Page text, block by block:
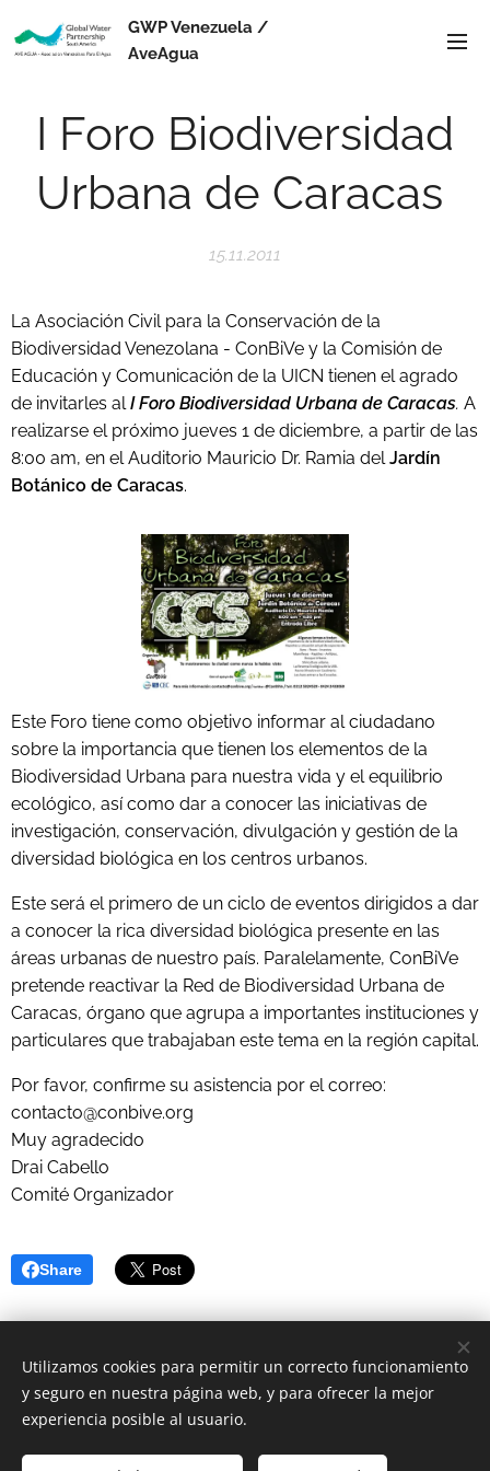
GWP Venezuela /
AveAgua
I Foro Biodiversidad
Urbana de Caracas
15.11.2011
La Asociación Civil para la Conservación de la
Biodiversidad Venezolana - ConBiVe y la Comisión de
Educación y Comunicación de la UICN tienen el agrado
de invitarles alI Foro Biodiversidad Urbana de Caracas. A
realizarse el próximo jueves 1 de diciembre, a partir de las
8:00 am, en el Auditorio Mauricio Dr. Ramia delJardín
Botánico de Caracas.
Este Foro tiene como objetivo informar al ciudadano
sobre la importancia que tienen los elementos de la
Biodiversidad Urbana para nuestra vida y el equilibrio
ecológico, así como dar a conocer las iniciativas de
investigación, conservación, divulgación y gestión de la
diversidad biológica en los centros urbanos.
Este será el primero de un ciclo de eventos dirigidos a dar
a conocer la rica diversidad biológica presente en las
áreas urbanas de nuestro país. Paralelamente, ConBiVe
pretende reactivar la Red de Biodiversidad Urbana de
Caracas, órgano que agrupa a importantes instituciones y
particulares que trabajaban este tema en la región capital.
Por favor, confirme su asistencia por el correo:
contacto@conbive.org
Muy agradecido
Drai Cabello
Comité Organizador
Share
© 2009 GWPVenezuela/AveAgua | Todos los derechos
Utilizamos cookies para permitir un correcto funcionamiento
y seguro en nuestra página web, y para ofrecer la mejor
experiencia posible al usuario.